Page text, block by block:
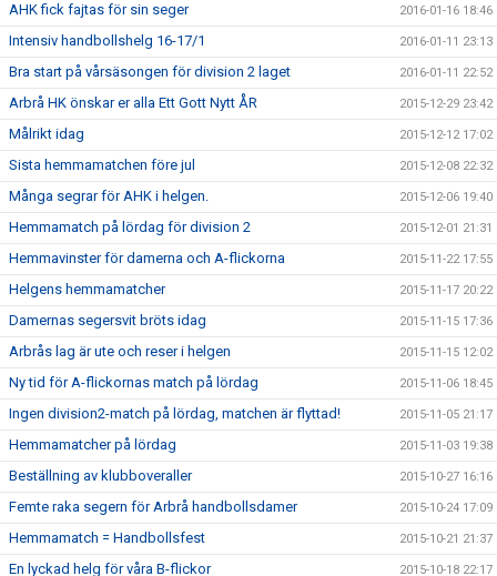
AHK fick fajtas för sin seger 2016-01-16 18:46
Intensiv handbollshelg 16-17/1 2016-01-11 23:13
Bra start på vårsäsongen för division 2 laget 2016-01-11 22:52
Arbrå HK önskar er alla Ett Gott Nytt ÅR 2015-12-29 23:42
Målrikt idag 2015-12-12 17:02
Sista hemmamatchen före jul 2015-12-08 22:32
Många segrar för AHK i helgen. 2015-12-06 19:40
Hemmamatch på lördag för division 2 2015-12-01 21:31
Hemmavinster för damerna och A-flickorna 2015-11-22 17:55
Helgens hemmamatcher 2015-11-17 20:22
Damernas segersvit bröts idag 2015-11-15 17:36
Arbrås lag är ute och reser i helgen 2015-11-15 12:02
Ny tid för A-flickornas match på lördag 2015-11-06 18:45
Ingen division2-match på lördag, matchen är flyttad! 2015-11-05 21:17
Hemmamatcher på lördag 2015-11-03 19:38
Beställning av klubboveraller 2015-10-27 16:16
Femte raka segern för Arbrå handbollsdamer 2015-10-24 17:09
Hemmamatch = Handbollsfest 2015-10-21 21:37
En lyckad helg för våra B-flickor 2015-10-18 22:17